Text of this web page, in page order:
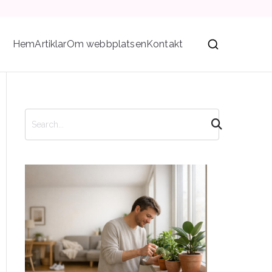
HemArtiklarOm webbplatsenKontakt